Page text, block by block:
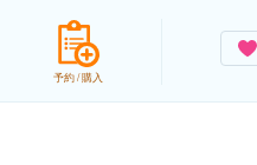
予約 / 購入